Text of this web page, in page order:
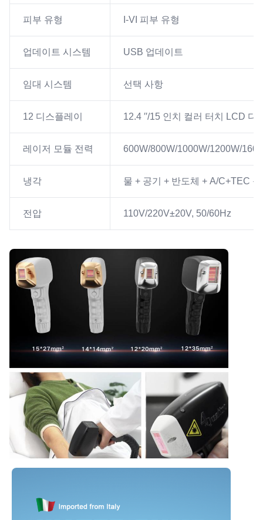
피부 유형 I-VI 피부 유형
업데이트 시스템 USB 업데이트
임대 시스템 선택 사항
12 디스플레이 12.4 ′′/15 인치 컬러 터치 LCD 디
레이저 모듈 전력 600W/800W/1000W/1200W/
냉각 물 + 공기 + 반도체 + A/C+TEC
전압 110V/220V±20V, 50/60Hz